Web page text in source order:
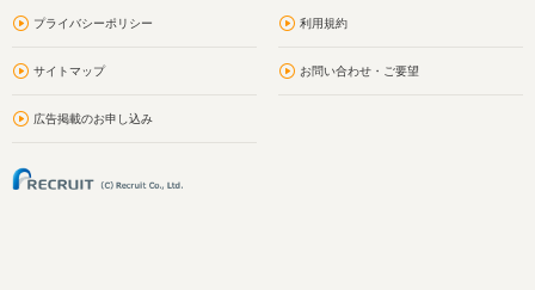
プライバシーポリシー 利用規約
サイトマップ お問い合わせ・ご要望
広告掲載のお申し込み